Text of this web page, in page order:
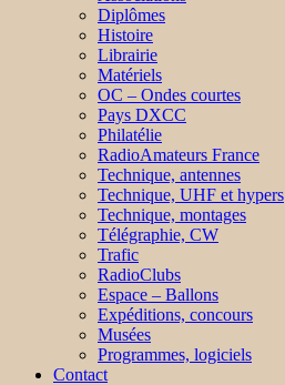
Diplômes
Histoire
Librairie
Matériels
OC – Ondes courtes
Pays DXCC
Philatélie
RadioAmateurs France
Technique, antennes
Technique, UHF et hypers
Technique, montages
Télégraphie, CW
Trafic
RadioClubs
Espace – Ballons
Expéditions, concours
Musées
Programmes, logiciels
Contact